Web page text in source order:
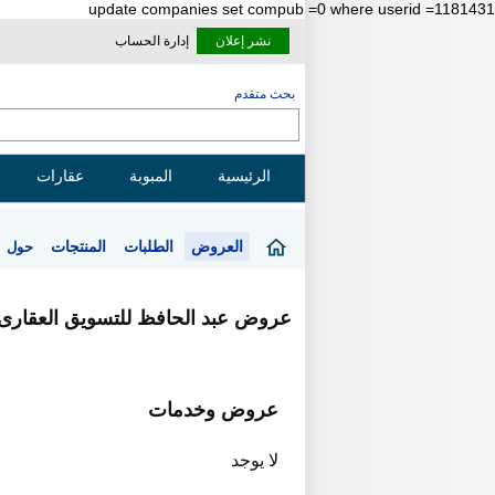
update companies set compub =0 where userid =1181431
نشر إعلان إدارة الحساب
بحث متقدم
الرئيسية المبوبة عقارات
العروض الطلبات المنتجات حول
عروض عبد الحافظ للتسويق
عروض وخدمات
لا يوجد